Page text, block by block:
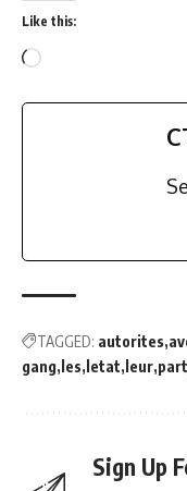
Like this:
TAGGED: autorites
gang les letat leur part
Sign Up